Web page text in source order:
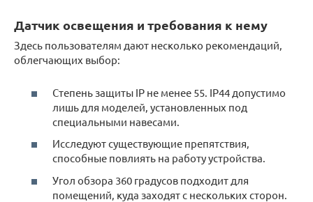
Датчик освещения и требования к нему
Здесь пользователям дают несколько рекомендаций,
облегчающих выбор:
Степень защиты IP не менее 55. IP44 допустимо
лишь для моделей, установленных под
специальными навесами.
Исследуют существующие препятствия,
способные повлиять на работу устройства.
Угол обзора 360 градусов подходит для
помещений, куда заходят с нескольких сторон.